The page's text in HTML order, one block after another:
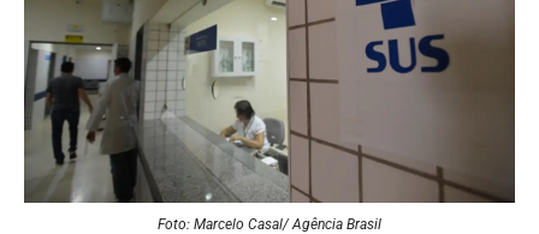
Foto: Marcelo Casal/ Agência Brasil